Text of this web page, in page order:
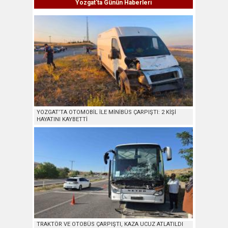
Yozgat'ta Günün Haberleri
YOZGAT’TA OTOMOBİL İLE MİNİBÜS ÇARPIŞTI: 2 KİŞİ
HAYATINI KAYBETTİ
TRAKTÖR VE OTOBÜS ÇARPIŞTI, KAZA UCUZ ATLATILDI